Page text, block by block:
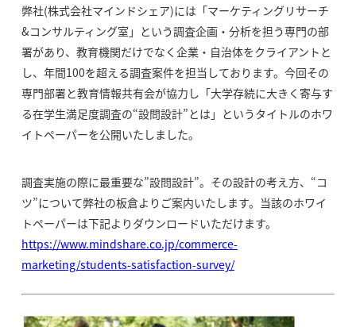
弊社(株式会社マインドシェア)には「マーケティングリサーチ
&コンサルティング室」という調査企画・分析を担う専門の部
署があり、教育機関だけでなく企業・自治体をクライアントと
し、年間100を超える調査案件を担当しております。今回その
専門部署と教育情報共有会が協力し「大学存続に大きく寄与す
る在学生満足度調査の“設問設計”とは」というタイトルのホワ
イトペーパーを公開いたしました。
調査実施の際に最重要な”設問設計”。その設計の考え方、“コ
ツ”について弊社の板倉よりご案内いたします。当該のホワイ
トペーパーは下記よりダウンロードいただけます。
https://www.mindshare.co.jp/commerce-
marketing/students-satisfaction-survey/